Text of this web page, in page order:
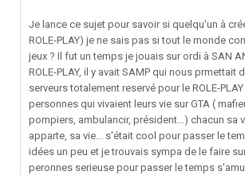
Je lance ce sujet pour savoir si quelqu'un à
ROLE-PLAY) je ne sais pas si tout le monde
jeux ? Il fut un temps je jouais sur ordi à SAN
ROLE-PLAY, il y avait SAMP qui nous prmettait
serveurs totalement reservé pour le ROLE-
personnes qui vivaient leurs vie sur GTA (
pompiers, ambulancir, président...) chacun sa
apparte, sa vie... s'était cool pour passer le
idées un peu et je trouvais sympa de le faire
peronnes serieuse pour passer le temps